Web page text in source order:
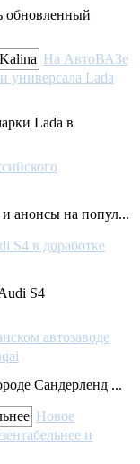
обновленный
На АвтоВАЗе
универсала Lada
Lada в
анонсы на попул...
S4 в доработке
S4
автозаводе
Сандерленд ...
Новое
и